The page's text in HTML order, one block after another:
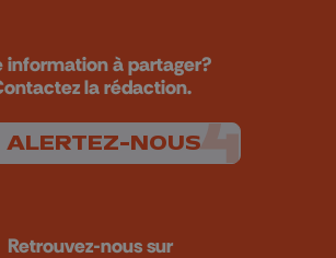
information à partager?
la rédaction.
ALERTEZ-NOUS
Retrouvez-nous sur